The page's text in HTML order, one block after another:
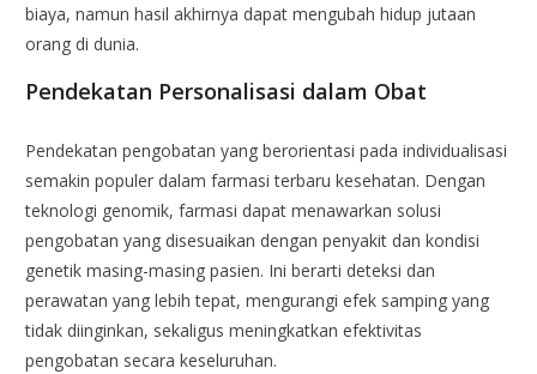
biaya, namun hasil akhirnya dapat mengubah hidup jutaan
orang di dunia.
Pendekatan Personalisasi dalam Obat
Pendekatan pengobatan yang berorientasi pada individualisasi
semakin populer dalam farmasi terbaru kesehatan. Dengan
teknologi genomik, farmasi dapat menawarkan solusi
pengobatan yang disesuaikan dengan penyakit dan kondisi
genetik masing-masing pasien. Ini berarti deteksi dan
perawatan yang lebih tepat, mengurangi efek samping yang
tidak diinginkan, sekaligus meningkatkan efektivitas
pengobatan secara keseluruhan.